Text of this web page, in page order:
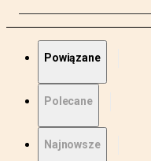
Powiązane
Polecane
Najnowsze